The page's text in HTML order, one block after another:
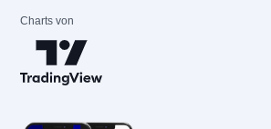
Charts von